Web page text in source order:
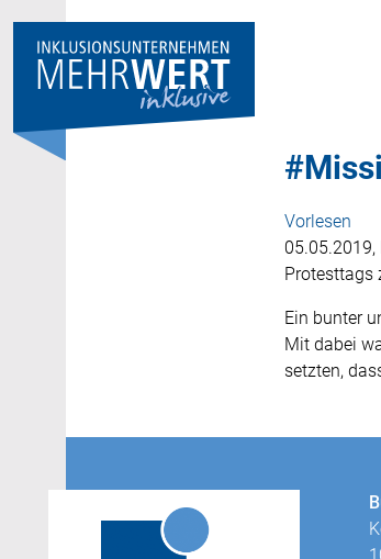
Vorlesen
Protesttags
Ein bunter
Mit dabei
setzten,